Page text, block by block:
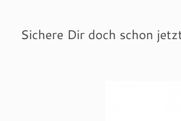
Sichere Dir doch schon